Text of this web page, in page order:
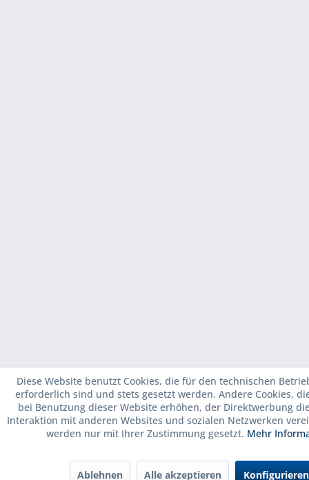
Diese Website benutzt Cookies, die für den technischen
erforderlich sind und stets gesetzt werden. Andere Cookies,
bei Benutzung dieser Website erhöhen, der Direktwerbung
Interaktion mit anderen Websites und sozialen Netzwerken
werden nur mit Ihrer Zustimmung gesetzt. Mehr
Ablehnen Alle akzeptieren Konfigurieren